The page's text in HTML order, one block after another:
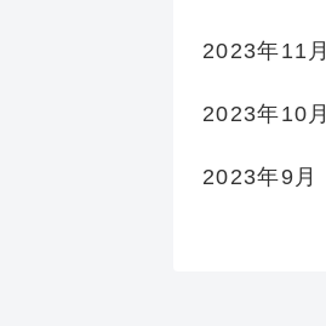
2023年11月
2023年10月
2023年9月